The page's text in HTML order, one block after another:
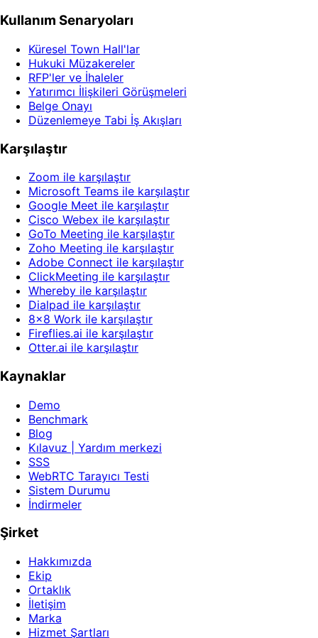
Kullanım Senaryoları
Küresel Town Hall'lar
Hukuki Müzakereler
RFP'ler ve İhaleler
Yatırımcı İlişkileri Görüşmeleri
Belge Onayı
Düzenlemeye Tabi İş Akışları
Karşılaştır
Zoom ile karşılaştır
Microsoft Teams ile karşılaştır
Google Meet ile karşılaştır
Cisco Webex ile karşılaştır
GoTo Meeting ile karşılaştır
Zoho Meeting ile karşılaştır
Adobe Connect ile karşılaştır
ClickMeeting ile karşılaştır
Whereby ile karşılaştır
Dialpad ile karşılaştır
8x8 Work ile karşılaştır
Fireflies.ai ile karşılaştır
Otter.ai ile karşılaştır
Kaynaklar
Demo
Benchmark
Blog
Kılavuz | Yardım merkezi
SSS
WebRTC Tarayıcı Testi
Sistem Durumu
İndirmeler
Şirket
Hakkımızda
Ekip
Ortaklık
İletişim
Marka
Hizmet Şartları